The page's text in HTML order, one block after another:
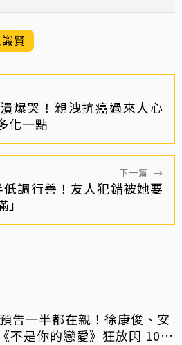
賢
爆哭！親洩抗癌過來人心
化一點
下一篇 →
調行善！友人犯錯被她要
告一半都在親！徐康俊、安
不是你的戀愛》狂放閃 10年